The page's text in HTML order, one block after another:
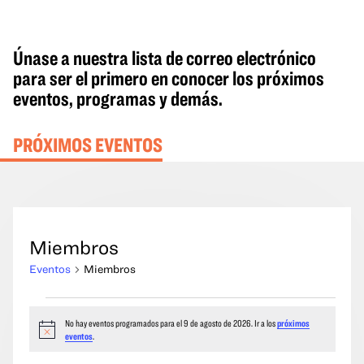
Únase a nuestra lista de correo electrónico
para ser el primero en conocer los próximos
eventos, programas y demás.
PRÓXIMOS EVENTOS
Miembros
Eventos Miembros
del
Aviso
No hay eventos programados para el 9 de agosto de 2026. Ir a lospróximos
eventos.